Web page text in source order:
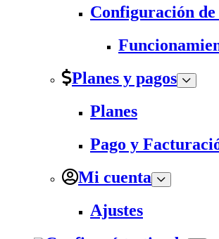
Configuración
Planes y pagos
Planes
Pago y
Mi cuenta
Ajustes